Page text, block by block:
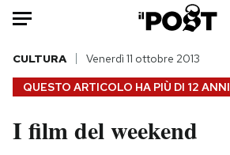
Auto
HOME
Italia
QUESTO ARTICOLO HA PIÙ DI 12 ANNI
CULTURA Venerdì 11 ottobre 2013
I film del weekend